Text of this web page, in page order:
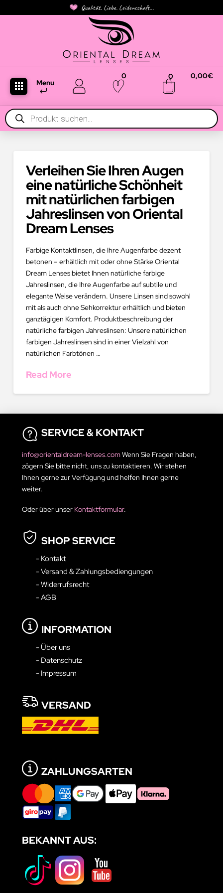
Qualität. Liebe. Leidenschaft...
Menu
0 0 0,00€
Products
search
Verleihen Sie Ihren Augen
eine natürliche Schönheit
mit natürlichen farbigen
Jahreslinsen von Oriental
Dream Lenses
Farbige Kontaktlinsen, die Ihre Augenfarbe dezent
betonen – erhältlich mit oder ohne Stärke Oriental
Dream Lenses bietet Ihnen natürliche farbige
Jahreslinsen, die Ihre Augenfarbe auf subtile und
elegante Weise verändern. Unsere Linsen sind sowohl
mit als auch ohne Sehkorrektur erhältlich und bieten
ganztägigen Komfort. Produktbeschreibung der
natürliche farbigen Jahreslinsen: Unsere natürlichen
farbigen Jahreslinsen sind in einer Vielzahl von
natürlichen Farbtönen …
Read More
SERVICE & KONTAKT
info@orientaldream-lenses.comWenn Sie Fragen haben,
zögern Sie bitte nicht, uns zu kontaktieren. Wir stehen
Ihnen gerne zur Verfügung und helfen Ihnen gerne
weiter.
Oder über unser Kontaktformular.
SHOP SERVICE
- Kontakt
- Versand & Zahlungsbediengungen
- Widerrufsrecht
- AGB
INFORMATION
- Über uns
- Datenschutz
- Impressum
VERSAND
ZAHLUNGSARTEN
BEKANNT AUS: